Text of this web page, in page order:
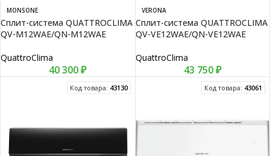
MONSONE
Сплит-система QUATTROCLIMA
QV-M12WAE/QN-M12WAE
QuattroClima
40 300₽
VERONA
Сплит-система QUATTROCLIMA
QV-VE12WAE/QN-VE12WAE
QuattroClima
43 750₽
Код товара: 43130 Код товара: 43061